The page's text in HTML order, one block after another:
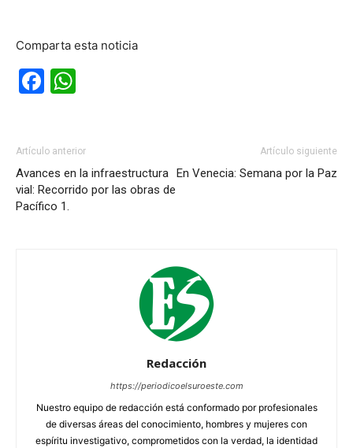
Comparta esta noticia
Facebook
Artículo anterior
Avances en la infraestructura
vial: Recorrido por las obras de
Pacífico 1.
Artículo siguiente
En Venecia: Semana por la Paz
Redacción
https://periodicoelsuroeste.com
Nuestro equipo de redacción está conformado por profesionales
de diversas áreas del conocimiento, hombres y mujeres con
espíritu investigativo, comprometidos con la verdad, la identidad